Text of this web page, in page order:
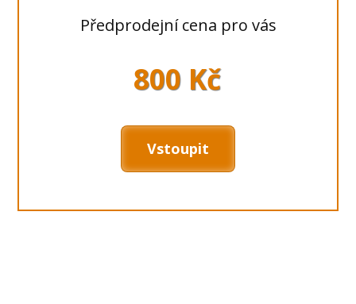
Předprodejní cena pro vás
800 Kč
Vstoupit